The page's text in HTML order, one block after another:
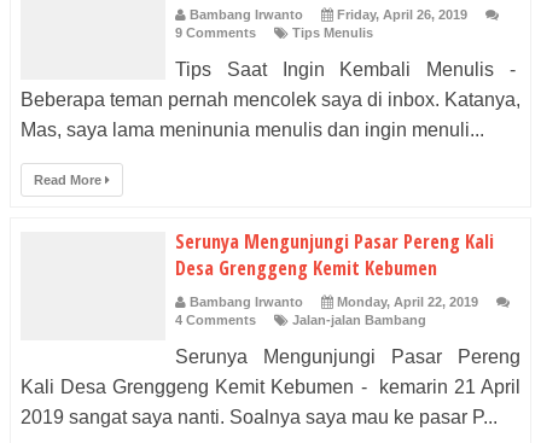
Bambang Irwanto
Friday, April 26, 2019
9 Comments
Tips Menulis
Tips Saat Ingin Kembali Menulis -
Beberapa teman pernah mencolek saya di inbox. Katanya,
Mas, saya lama meninunia menulis dan ingin menuli...
Read More
Serunya Mengunjungi Pasar Pereng Kali
Desa Grenggeng Kemit Kebumen
Bambang Irwanto
Monday, April 22, 2019
4 Comments
Jalan-jalan Bambang
Serunya Mengunjungi Pasar Pereng
Kali Desa Grenggeng Kemit Kebumen - kemarin 21 April
2019 sangat saya nanti. Soalnya saya mau ke pasar P...